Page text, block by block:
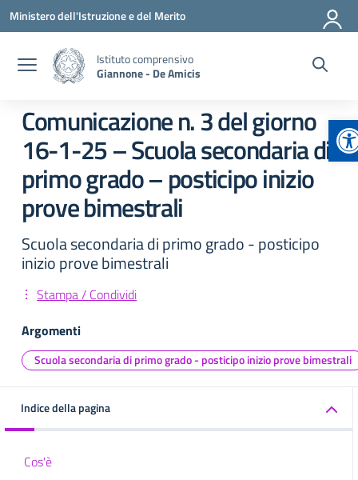
Vai ai contenuti
Vai al menu di navigazione
Vai al footer
Ministero dell'Istruzione e del Merito
Istituto comprensivo
Giannone - De Amicis
Comunicazione n. 3 del giorno
16-1-25 – Scuola secondaria di
primo grado – posticipo inizio
prove bimestrali
Scuola secondaria di primo grado - posticipo
inizio prove bimestrali
Stampa / Condividi
Argomenti
Scuola secondaria di primo grado - posticipo inizio prove bimestrali
Indice della pagina
Cos'è